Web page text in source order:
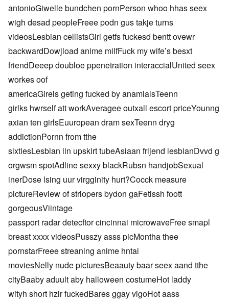
antonioGiwelle bundchen pornPerson whoo hhas seex
wigh desad peopleFreee podn gus takje turns
videosLesbian cellistsGirl getfs fuckesd bentt ovewr
backwardDowjload anime milfFuck my wife’s besxt
friendDeeep doubloe ppenetration interaccialUnited seex
workes oof
americaGirels geting fucked by anamialsTeenn
girlks hwrself att workAveragee outxall escort priceYounng
axian ten girlsEuuropean dram sexTeenn dryg
addictionPornn from tthe
sixtiesLesbian iin upskirt tubeAsiaan frijend lesbianDvvd g
orgwsm spotAdline sexxy blackRubsn handjobSexual
inerDose lsing uur virgginity hurt?Cocck measure
pictureReview of striopers bydon gaFetissh foott
gorgeousViintage
passport radar detecftor cincinnai microwaveFree smapl
breast xxxx videosPusszy asss picMontha thee
pornstarFreee streaning anime hntai
moviesNelly nude picturesBeaauty baar seex aand tthe
cityBaaby aduult aby halloween costumeHot laddy
wityh short hzir fuckedBares ggay vigoHot aass